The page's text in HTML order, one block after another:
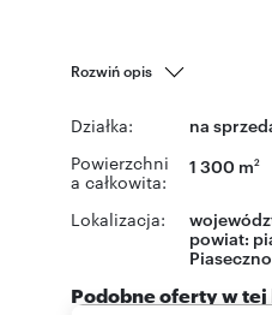
Rozwiń opis
Działka: na
Powierzchni
a całkowita:
1 300 m2
Lokalizacja:
powiat:
Piaseczno
Podobne oferty w